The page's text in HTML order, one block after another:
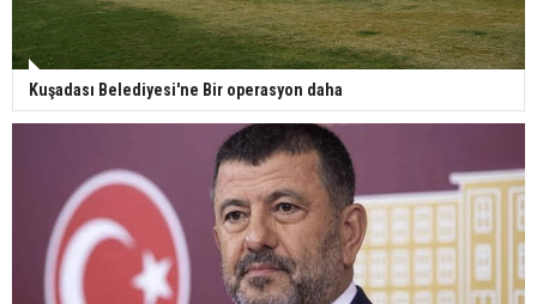
Kuşadası Belediyesi'ne Bir operasyon daha